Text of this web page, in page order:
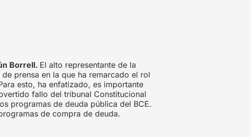
Borrell. El alto representante de la
prensa en la que ha remarcado el rol
esto, ha enfatizado, es importante
fallo del tribunal Constitucional
programas de deuda pública del BCE.
de compra de deuda.